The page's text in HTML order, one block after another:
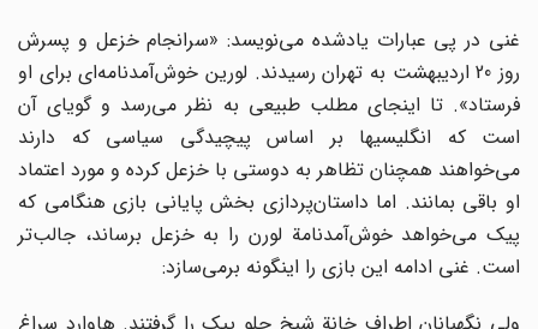
غنی در پی عبارات یادشده می‌نویسد: «سرانجام خزعل و پسرش
روز 20 اردیبهشت به تهران رسیدند. لورین خوش‌آمدنامه‌ای برای او
فرستاد». تا اینجای مطلب طبیعی به نظر می‌رسد و گویای آن
است که انگلیسیها بر اساس پیچیدگی سیاسی که دارند
می‌خواهند همچنان تظاهر به دوستی با خزعل کرده و مورد اعتماد
او باقی بمانند. اما داستان‌پردازی‌ بخش پایانی بازی هنگامی که
پیک می‌خواهد خوش‌آمدنامة لورن را به خزعل برساند، جالب‌تر
است. غنی ادامه این بازی را اینگونه برمی‌سازد: